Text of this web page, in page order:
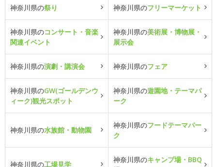
神奈川県の祭り 神奈川県のフリーマーケット
神奈川県のコンサート・音楽
関連イベント
神奈川県の美術展・博物展・
展示会
神奈川県の演劇・講演会 神奈川県のフェア
神奈川県のGW(ゴールデンウ
ィーク)観光スポット
神奈川県の遊園地・テーマパ
ーク
神奈川県の水族館・動物園
神奈川県のフードテーマパー
ク
神奈川県の工場見学
神奈川県のキャンプ場・BBQ